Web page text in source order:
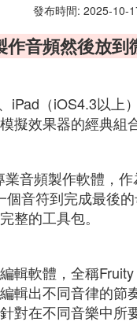
發布時間: 2025-10-
音頻然後放到
iPad（iOS4.3以上
擬效果器的經典組合
音頻製作軟體，
音符到完成最後
整的工具包。
輯軟體，全稱
輯出不同音律的
對在不同音樂中所